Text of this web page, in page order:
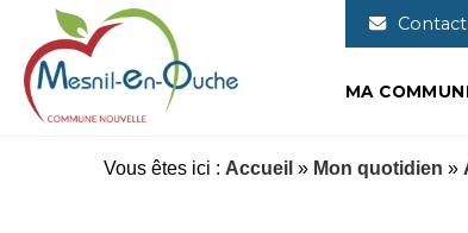
Commune nouvelle deContact
MA
Vous êtes ici : Accueil » Mon quotidien »